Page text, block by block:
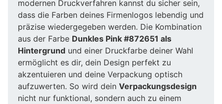
modernen Druckverfahren kannst du sicher sein,
dass die Farben deines Firmenlogos lebendig und
präzise wiedergegeben werden. Die Kombination
aus der Farbe Dunkles Pink #872651 als
Hintergrund und einer Druckfarbe deiner Wahl
ermöglicht es dir, dein Design perfekt zu
akzentuieren und deine Verpackung optisch
aufzuwerten. So wird dein Verpackungsdesign
nicht nur funktional, sondern auch zu einem